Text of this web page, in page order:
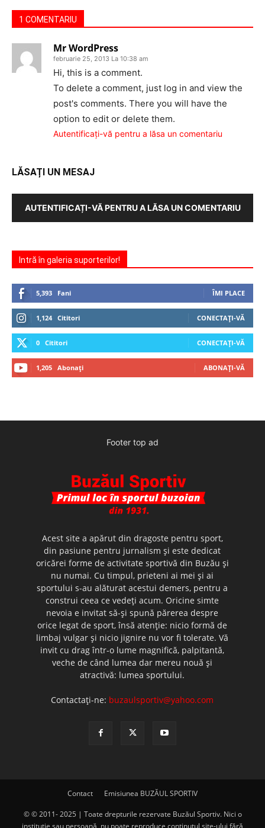
1 COMENTARIU
Mr WordPress
februarie 25, 2013 La 10:38 am
Hi, this is a comment.
To delete a comment, just log in and view the
post's comments. There you will have the
option to edit or delete them.
Autentificați-vă pentru a lăsa un comentariu
LĂSAȚI UN MESAJ
AUTENTIFICAȚI-VĂ PENTRU A LĂSA UN COMENTARIU
Intră în galeria suporterilor!
5,393 Fani ÎMI PLACE
1,124 Cititori CONECTAȚI-VĂ
0 Cititori CONECTAȚI-VĂ
1,205 Abonați ABONAȚI-VĂ
Footer top ad
Acest site a apărut din dragoste pentru sport,
din pasiune pentru jurnalism şi este dedicat
oricărei forme de activitate sportivă din Buzău şi
nu numai. Cu timpul, prieteni ai mei şi ai
sportului s-au alăturat acestui demers, pentru a
construi ceea ce vedeţi acum. Oricine simte
nevoia e invitat să-şi spună părerea despre
orice legat de sport, însă atenţie: nicio formă de
limbaj vulgar şi nicio jignire nu vor fi tolerate. Vă
invit cu drag într-o lume magnifică, palpitantă,
veche de când lumea dar mereu nouă şi
atractivă: lumea sportului.
Contactați-ne: buzaulsportiv@yahoo.com
Contact Emisiunea BUZĂUL SPORTIV
© © 2011- 2025 | Toate drepturile rezervate Buzăul Sportiv. Nici o